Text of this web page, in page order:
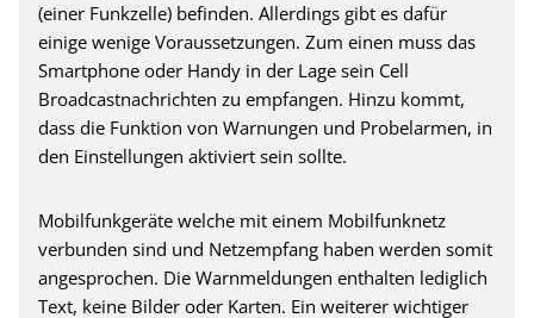
(einer Funkzelle) befinden. Allerdings gibt es dafür
einige wenige Voraussetzungen. Zum einen muss das
Smartphone oder Handy in der Lage sein Cell
Broadcastnachrichten zu empfangen. Hinzu kommt,
dass die Funktion von Warnungen und Probelarmen, in
den Einstellungen aktiviert sein sollte.
Mobilfunkgeräte welche mit einem Mobilfunknetz
verbunden sind und Netzempfang haben werden somit
angesprochen. Die Warnmeldungen enthalten lediglich
Text, keine Bilder oder Karten. Ein weiterer wichtiger